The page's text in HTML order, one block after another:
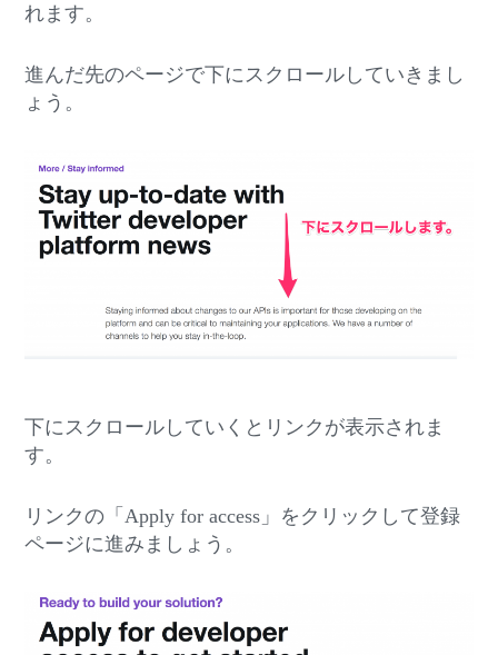
れます。
進んだ先のページで下にスクロールしていきまし
ょう。
下にスクロールしていくとリンクが表示されま
す。
リンクの「Apply for access」をクリックして登録
ページに進みましょう。